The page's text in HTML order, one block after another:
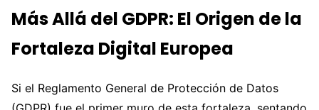
Más Allá del GDPR: El Origen de la
Fortaleza Digital Europea
Si el Reglamento General de Protección de Datos